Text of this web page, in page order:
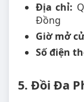
Địa chỉ:
Đồng
Giờ mở
Số điện
5. Đồi Đa